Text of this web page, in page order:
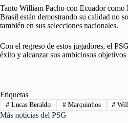
Tanto William Pacho con Ecuador
Brasil están demostrando su calidad no
también en sus selecciones nacionales.
Con el regreso de estos jugadores, el
éxito y alcanzar sus ambiciosos objetivos
Etiquetas
#Lucas Beraldo #Marquinhos #
Más noticias del PSG